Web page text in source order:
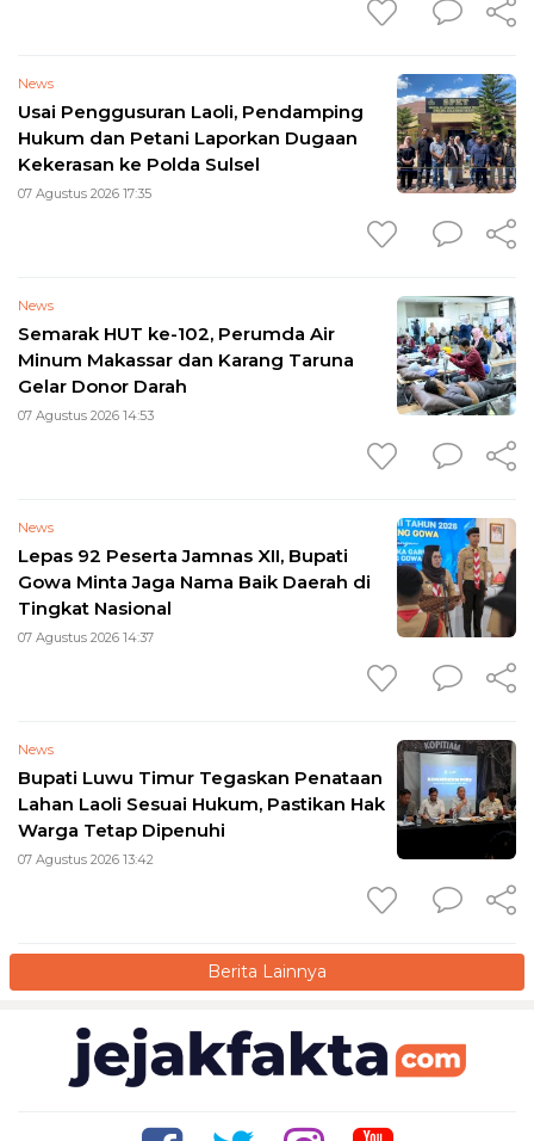
News
Usai Penggusuran Laoli, Pendamping
Hukum dan Petani Laporkan Dugaan
Kekerasan ke Polda Sulsel
07 Agustus 2026 17:35
News
Semarak HUT ke-102, Perumda Air
Minum Makassar dan Karang Taruna
Gelar Donor Darah
07 Agustus 2026 14:53
News
Lepas 92 Peserta Jamnas XII, Bupati
Gowa Minta Jaga Nama Baik Daerah di
Tingkat Nasional
07 Agustus 2026 14:37
News
Bupati Luwu Timur Tegaskan Penataan
Lahan Laoli Sesuai Hukum, Pastikan Hak
Warga Tetap Dipenuhi
07 Agustus 2026 13:42
Berita Lainnya